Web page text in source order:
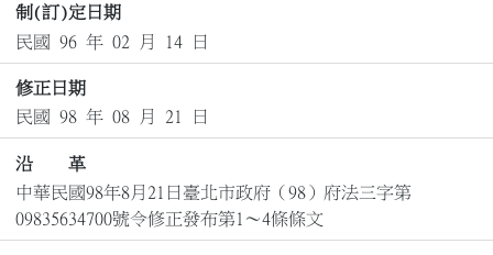
制(訂)定日期
民國 96 年 02 月 14 日
修正日期
民國 98 年 08 月 21 日
沿 革
中華民國98年8月21日臺北市政府（98）府法三字第
09835634700號令修正發布第1～4條條文